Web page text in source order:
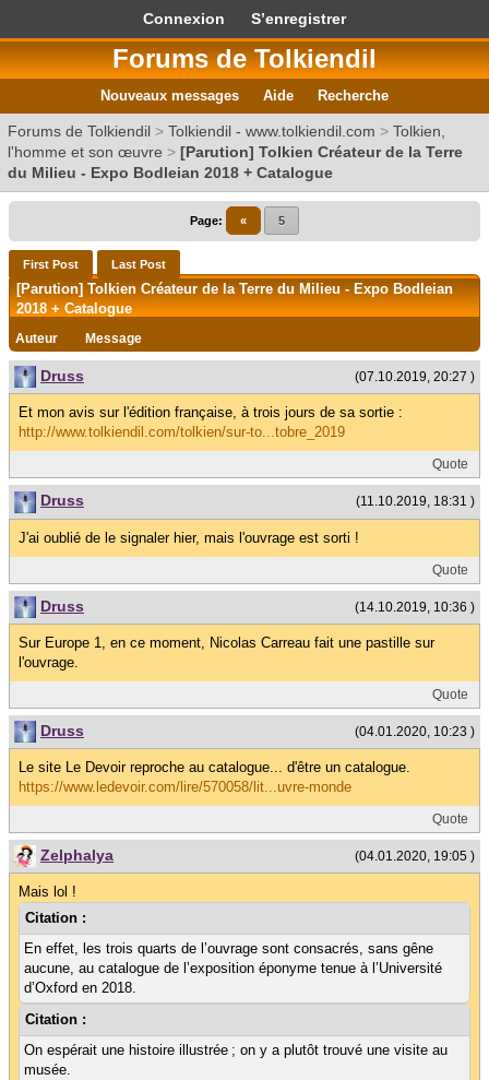
Connexion S’enregistrer
Forums de Tolkiendil
Nouveaux messages Aide Recherche
Forums de Tolkiendil > Tolkiendil - www.tolkiendil.com > Tolkien,
l'homme et son œuvre > [Parution] Tolkien Créateur de la Terre
du Milieu - Expo Bodleian 2018 + Catalogue
Page: « 5
First Post Last Post
[Parution] Tolkien Créateur de la Terre du Milieu - Expo Bodleian
2018 + Catalogue
Auteur Message
(07.10.2019, 20:27 )
Druss
Et mon avis sur l'édition française, à trois jours de sa sortie :
http://www.tolkiendil.com/tolkien/sur-to...tobre_2019
Quote
(11.10.2019, 18:31 )
Druss
J'ai oublié de le signaler hier, mais l'ouvrage est sorti !
Quote
(14.10.2019, 10:36 )
Druss
Sur Europe 1, en ce moment, Nicolas Carreau fait une pastille sur
l'ouvrage.
Quote
(04.01.2020, 10:23 )
Druss
Le site Le Devoir reproche au catalogue... d'être un catalogue.
https://www.ledevoir.com/lire/570058/lit...uvre-monde
Quote
(04.01.2020, 19:05 )
Zelphalya
Mais lol !
Citation :
En effet, les trois quarts de l’ouvrage sont consacrés, sans gêne
aucune, au catalogue de l’exposition éponyme tenue à l’Université
d’Oxford en 2018.
Citation :
On espérait une histoire illustrée ; on y a plutôt trouvé une visite au
musée.